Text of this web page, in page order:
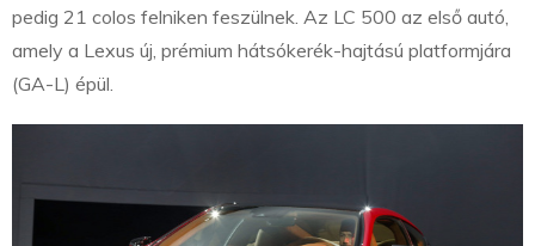
pedig 21 colos felniken feszülnek. Az LC 500 az első autó,
amely a Lexus új, prémium hátsókerék-hajtású platformjára
(GA-L) épül.